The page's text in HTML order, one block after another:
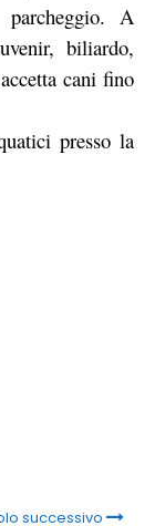
A
biliardo,
cani fino
presso la
successivo